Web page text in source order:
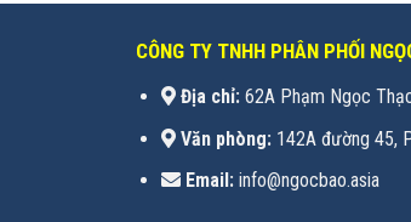
CÔNG TY TNHH PHÂN PHỐI
Địa chỉ:62A Phạm Ngọc
Văn phòng:142A đường 45,
Email:info@ngocbao.asia